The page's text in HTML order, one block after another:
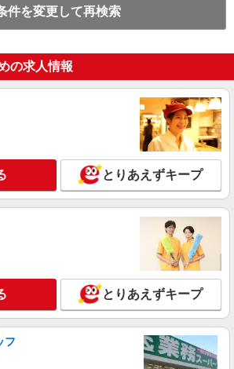
件を変更して再検索
の求人情報
とりあえずキープ
とりあえずキープ
フ